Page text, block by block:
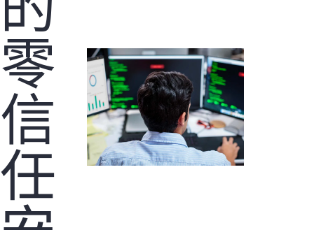
零
信
任